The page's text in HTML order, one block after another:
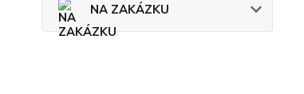
NA ZAKÁZKU